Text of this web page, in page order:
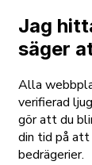
Jag
säger
Alla
verifierad
gör att du
din tid på
bedrägerier.